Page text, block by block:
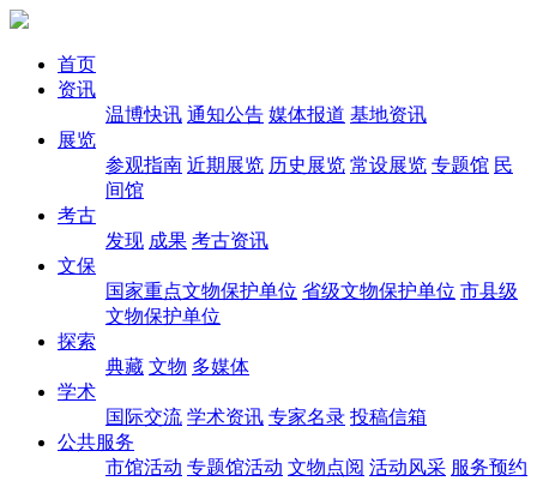
首页
资讯
温博快讯 通知公告 媒体报道 基地资讯
展览
参观指南 近期展览 历史展览 常设展览 专题馆 民
间馆
考古
发现 成果 考古资讯
文保
国家重点文物保护单位 省级文物保护单位 市县级
文物保护单位
探索
典藏 文物 多媒体
学术
国际交流 学术资讯 专家名录 投稿信箱
公共服务
市馆活动 专题馆活动 文物点阅 活动风采 服务预约